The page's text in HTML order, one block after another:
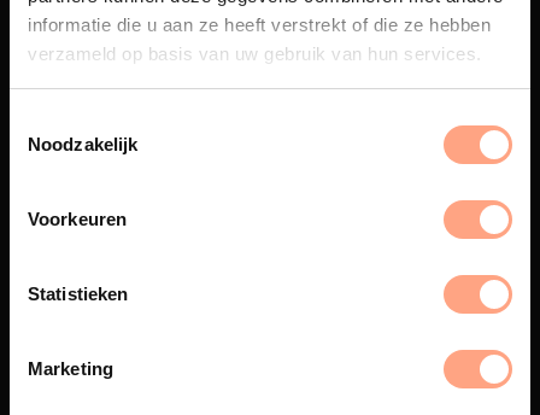
informatie die u aan ze heeft verstrekt of die ze hebben
verzameld op basis van uw gebruik van hun services.
Noodzakelijk
Voorkeuren
Statistieken
Marketing
beleving, waar Nederlands
samenkomen.